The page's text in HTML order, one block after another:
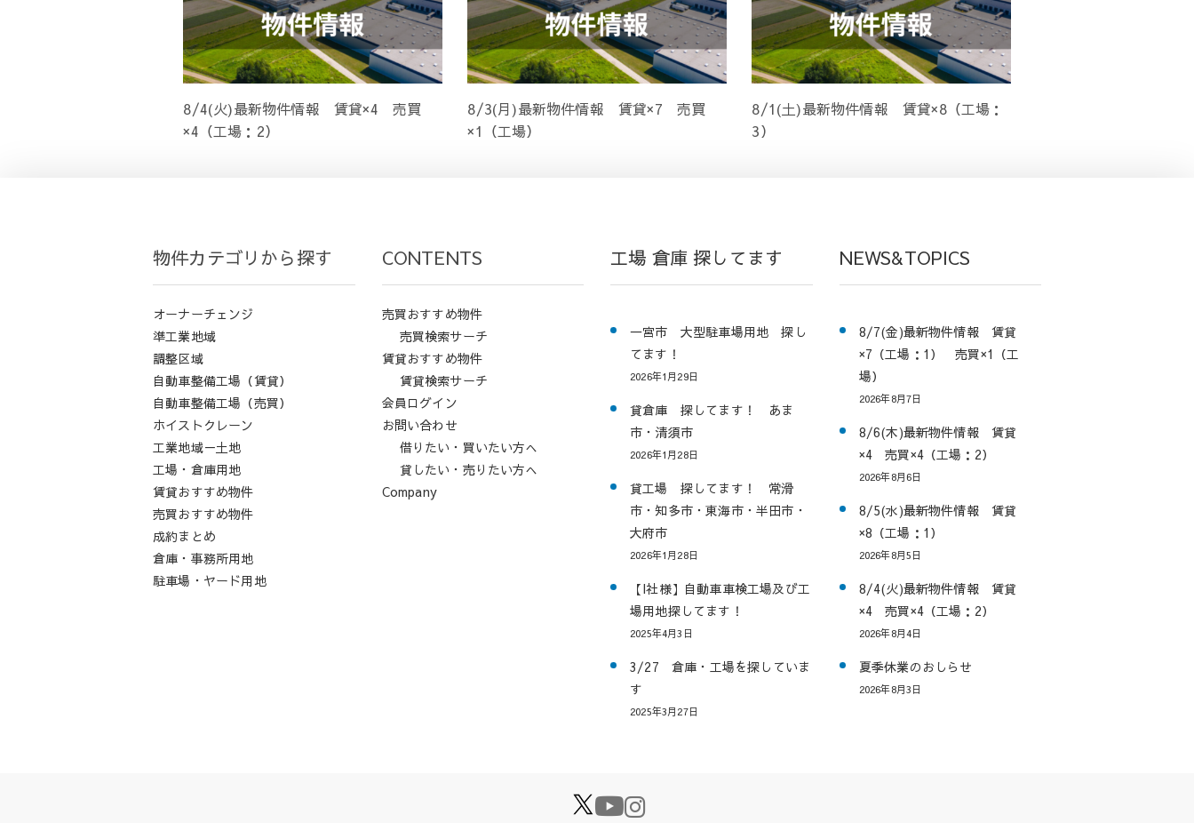
8/4(火)最新物件情報 賃貸×4 売買
×4（工場：2）
8/3(月)最新物件情報 賃貸×7 売買
×1（工場）
8/1(土)最新物件情報 賃貸×8（工場：
3）
物件カテゴリから探す
オーナーチェンジ
準工業地域
調整区域
自動車整備工場（賃貸）
自動車整備工場（売買）
ホイストクレーン
工業地域－土地
工場・倉庫用地
賃貸おすすめ物件
売買おすすめ物件
成約まとめ
倉庫・事務所用地
駐車場・ヤード用地
CONTENTS
売買おすすめ物件
売買検索サーチ
賃貸おすすめ物件
賃貸検索サーチ
会員ログイン
お問い合わせ
借りたい・買いたい方へ
貸したい・売りたい方へ
Company
工場 倉庫 探してます
一宮市 大型駐車場用地 探し
てます！
2026年1月29日
貸倉庫 探してます！ あま
市・清須市
2026年1月28日
貸工場 探してます！ 常滑
市・知多市・東海市・半田市・
大府市
2026年1月28日
【I社様】自動車車検工場及び工
場用地探してます！
2025年4月3日
3/27 倉庫・工場を探していま
す
2025年3月27日
NEWS&TOPICS
8/7(金)最新物件情報 賃貸
×7（工場：1） 売買×1（工
場）
2026年8月7日
8/6(木)最新物件情報 賃貸
×4 売買×4（工場：2）
2026年8月6日
8/5(水)最新物件情報 賃貸
×8（工場：1）
2026年8月5日
8/4(火)最新物件情報 賃貸
×4 売買×4（工場：2）
2026年8月4日
夏季休業のおしらせ
2026年8月3日
X
youtube